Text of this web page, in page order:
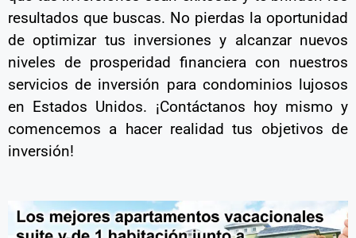
resultados que buscas. No pierdas la oportunidad
de optimizar tus inversiones y alcanzar nuevos
niveles de prosperidad financiera con nuestros
servicios de inversión para condominios lujosos
en Estados Unidos. ¡Contáctanos hoy mismo y
comencemos a hacer realidad tus objetivos de
inversión!